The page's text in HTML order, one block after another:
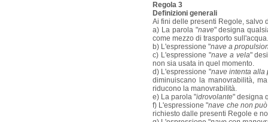
Regola 3
Definizioni generali
Ai fini delle presenti Regole, salvo
a) La parola "nave" designa
come mezzo di trasporto sull'acqua.
b) L'espressione "nave a
c) L'espressione "nave a vela"
non sia usata in quel momento.
d) L'espressione "nave intenta alla
diminuiscano la manovrabilità,
riducono la manovrabilità.
e) La parola "idrovolante" designa
f) L'espressione "nave che non
richiesto dalle presenti Regole e